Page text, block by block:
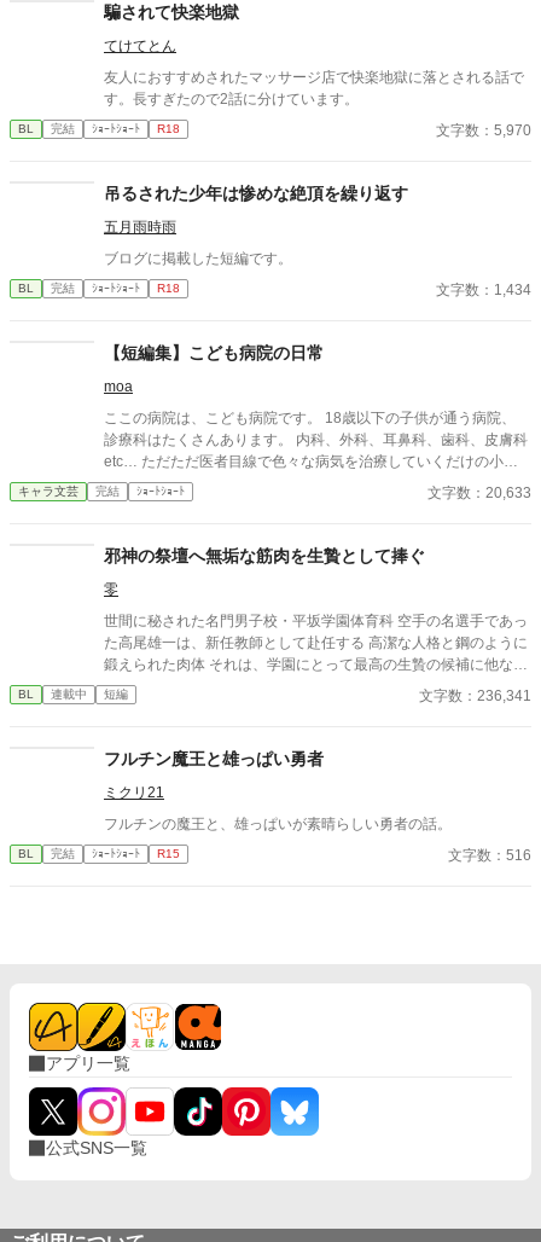
騙されて快楽地獄
てけてとん
友人におすすめされたマッサージ店で快楽地獄に落とされる話で
す。長すぎたので2話に分けています。
BL 完結 ｼｮｰﾄｼｮｰﾄ R18 文字数：5,970
吊るされた少年は惨めな絶頂を繰り返す
五月雨時雨
ブログに掲載した短編です。
BL 完結 ｼｮｰﾄｼｮｰﾄ R18 文字数：1,434
【短編集】こども病院の日常
moa
ここの病院は、こども病院です。 18歳以下の子供が通う病院、
診療科はたくさんあります。 内科、外科、耳鼻科、歯科、皮膚科
etc… ただただ医者目線で色々な病気を治療していくだけの小説
です。 恋愛要素などは一切ありません。 密着病院24時！的な感
じです。 人物像などは表記していない為、読者様のご想像にお任
ください。 歯科以外の医療知識はそこまで詳しくないのですみま
せんがご了承ください。
キャラ文芸 完結 ｼｮｰﾄｼｮｰﾄ 文字数：20,633
邪神の祭壇へ無垢な筋肉を生贄として捧ぐ
零
世間に秘された名門男子校・平坂学園体育科 空手の名選手であっ
た高尾雄一は、新任教師として赴任する 高潔な人格と鋼のように
鍛えられた肉体 それは、学園にとって最高の生贄の候補に他なら
なかった 至高の筋肉を持つ、精神を削られ意志をなくした青年を
太古の神に捧げるため、“水”、“風”、“土”の信奉者達が暗躍する 意
校で繰り広げられるダークファンタジー
BL 連載中 短編 文字数：236,341
フルチン魔王と雄っぱい勇者
ミクリ21
フルチンの魔王と、雄っぱいが素晴らしい勇者の話。
BL 完結 ｼｮｰﾄｼｮｰﾄ R15 文字数：516
アプリ一覧
公式SNS一覧